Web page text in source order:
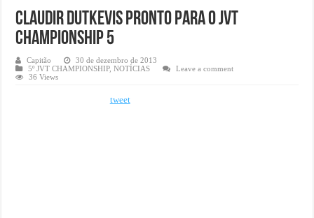
Claudir Dutkevis pronto para o JVT
Championship 5
Capitão
30 de dezembro de 2013
5º JVT CHAMPIONSHIP,NOTÍCIAS
Leave a comment
36 Views
tweet